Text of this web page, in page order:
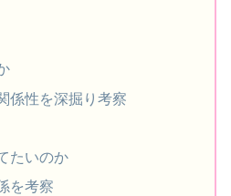
係性を深掘り考察
たいのか
を考察